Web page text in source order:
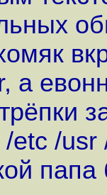
а
/usr